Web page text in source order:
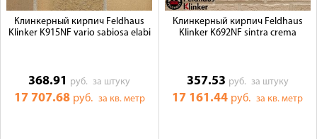
Клинкерный кирпич Feldhaus
Klinker K915NF vario sabiosa elabi
368.91 руб.за штуку
17 707.68 руб. за кв. метр
Клинкерный кирпич Feldhaus
Klinker K692NF sintra crema
357.53 руб. за штуку
17 161.44 руб.за кв. метр